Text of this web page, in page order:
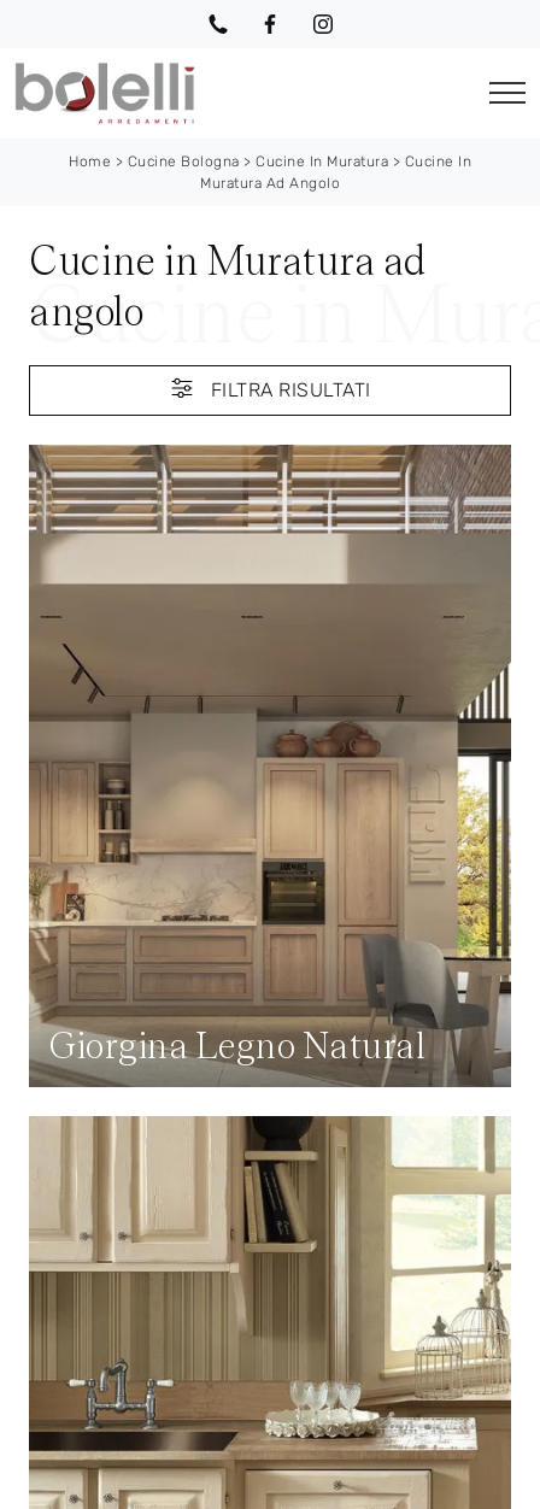
Home > Cucine Bologna > Cucine In Muratura > Cucine In
Muratura Ad Angolo
Cucine in Muratura ad
angolo
FILTRA RISULTATI
Giorgina Legno Natural